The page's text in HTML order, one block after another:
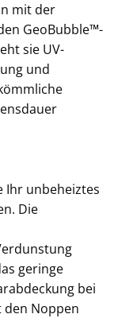
mit der
GeoBubble™-
sie UV-
und
Ihr unbeheiztes
Die
geringe
bei
den Noppen